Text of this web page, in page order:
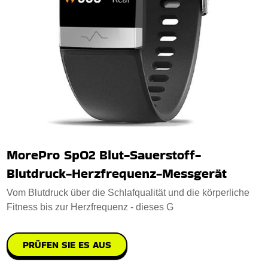
MorePro SpO2 Blut-Sauerstoff-
Blutdruck-Herzfrequenz-Messgerät
Vom Blutdruck über die Schlafqualität und die körperliche
Fitness bis zur Herzfrequenz - dieses G
PRÜFEN SIE ES AUS